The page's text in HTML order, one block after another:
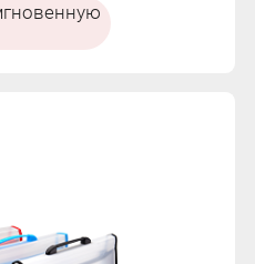
подходит для
принадлежностей.